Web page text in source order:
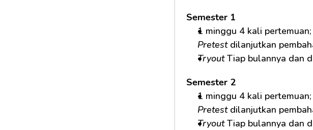
Semester 1
1 minggu 4 kali
Pretest dilanjutkan
Tryout Tiap bulannya dan
Semester 2
1 minggu 4 kali
Pretest dilanjutkan
Tryout Tiap bulannya dan